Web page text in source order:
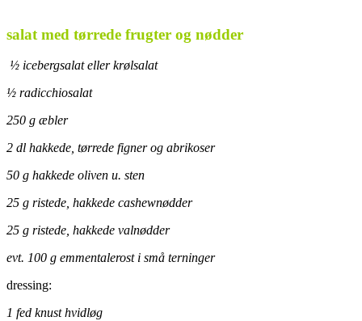
salat med tørrede frugter og nødder
½ icebergsalat eller krølsalat
½ radicchiosalat
250 g æbler
2 dl hakkede, tørrede figner og abrikoser
50 g hakkede oliven u. sten
25 g ristede, hakkede cashewnødder
25 g ristede, hakkede valnødder
evt. 100 g emmentalerost i små terninger
dressing:
1 fed knust hvidløg